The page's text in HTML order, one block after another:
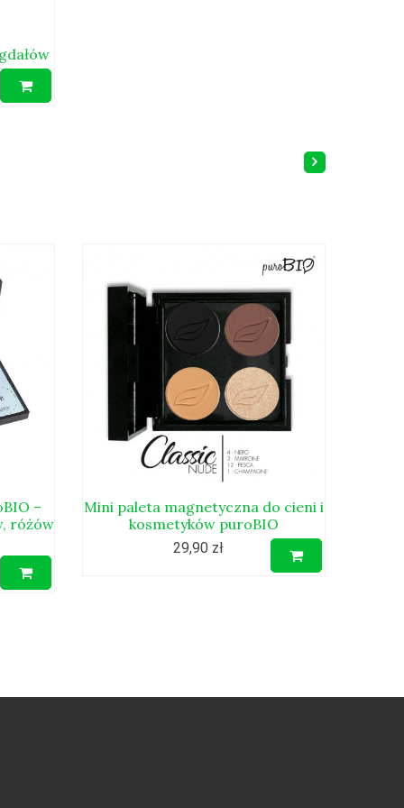
–
różów
Mini paleta magnetyczna do cieni i
kosmetyków puroBIO
29,90 zł